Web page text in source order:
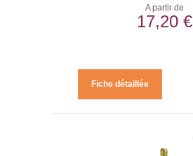
A partir de
17,20 €
Fiche détaillée